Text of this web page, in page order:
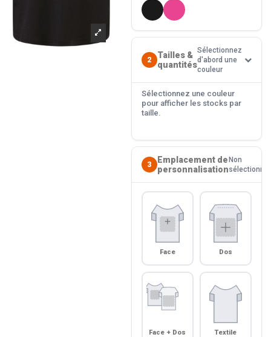
2
Tailles &
quantités
Sélectionnez
d'abord une
couleur
Sélectionnez une couleur
pour afficher les stocks par
taille.
3
Emplacement de
personnalisation
Non
sélectionné
Face Dos
Face + Dos
Textile